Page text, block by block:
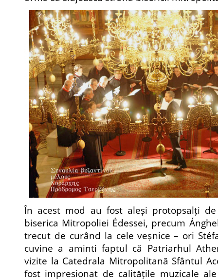
În acest mod au fost aleși protopsalți
biserica Mitropoliei Édessei, precum
trecut de curând la cele veșnice – ori
cuvine a aminti faptul că Patriarhul
vizite la Catedrala Mitropolitană Sfântul
fost impresionat de calitățile muzicale